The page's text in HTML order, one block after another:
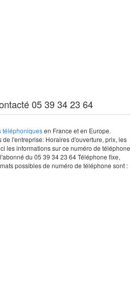
05 39 34 23 64
téléphoniquesen France et en Europe.
de l'entreprise: Horaires d'ouverture, prix, les
les informations sur ce numéro de téléphone
du 05 39 34 23 64 Téléphone fixe,
possibles de numéro de téléphone sont :